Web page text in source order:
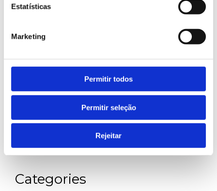
Estatísticas
Marketing
Permitir todos
Permitir seleção
Rejeitar
Inspection systems for OFFSET
Search
Categories